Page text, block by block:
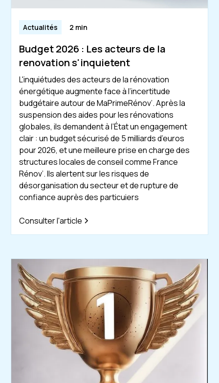
Actualités 2 min
Budget 2026 : Les acteurs de la
renovation s'inquietent
L'inquiétudes des acteurs de la rénovation
énergétique augmente face à l’incertitude
budgétaire autour de MaPrimeRénov’. Après la
suspension des aides pour les rénovations
globales, ils demandent à l’État un engagement
clair : un budget sécurisé de 5 milliards d’euros
pour 2026, et une meilleure prise en charge des
structures locales de conseil comme France
Rénov’. Ils alertent sur les risques de
désorganisation du secteur et de rupture de
confiance auprès des particuiers
Consulter l'article